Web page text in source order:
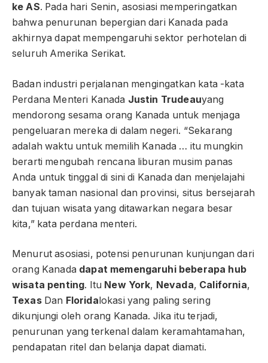
ke AS. Pada hari Senin, asosiasi memperingatkan
bahwa penurunan bepergian dari Kanada pada
akhirnya dapat mempengaruhi sektor perhotelan di
seluruh Amerika Serikat.
Badan industri perjalanan mengingatkan kata -kata
Perdana Menteri Kanada Justin Trudeauyang
mendorong sesama orang Kanada untuk menjaga
pengeluaran mereka di dalam negeri. “Sekarang
adalah waktu untuk memilih Kanada … itu mungkin
berarti mengubah rencana liburan musim panas
Anda untuk tinggal di sini di Kanada dan menjelajahi
banyak taman nasional dan provinsi, situs bersejarah
dan tujuan wisata yang ditawarkan negara besar
kita,” kata perdana menteri.
Menurut asosiasi, potensi penurunan kunjungan dari
orang Kanada dapat memengaruhi beberapa hub
wisata penting. Itu New York, Nevada, California,
TexasDan Florida lokasi yang paling sering
dikunjungi oleh orang Kanada. Jika itu terjadi,
penurunan yang terkenal dalam keramahtamahan,
pendapatan ritel dan belanja dapat diamati.